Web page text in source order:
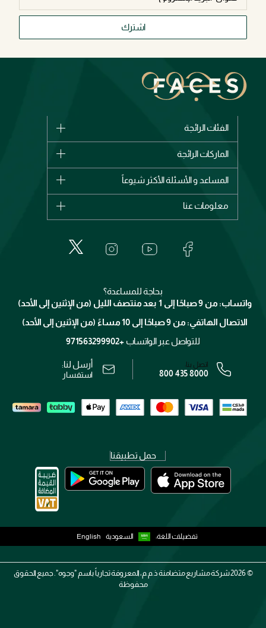
اشترك
الفئات الرائجة
الأكثر مبيعاً
اشترِ بطاقة هدية
الماركات الرائجة
بربري
إيف سان لوران
المساعد و الأسئلة الأكثر شيوعاً
الإرجاع
معلومات عنا
خدمات المعارض
برنامج الولاء ميوز
الوظائف
الشروط و الأحكام
رقم السجل التجاري: 7013320481 — صادر من وزارة التجارة
بحاجة للمساعدة؟
واتساب: من 9 صباحًا إلى 1 بعد منتصف الليل (من الإثنين إلى الأحد)
الاتصال الهاتفي: من 9 صباحًا إلى 10 مساءً (من الإثنين إلى الأحد)
للتواصل عبر الواتساب +971563299902
اتصل بنا:
800 435 8000
أرسل لنا:
استفسار
حمل تطبيقنا
تفضيلات اللغة: السعودية English
2026 ©شركة مشاريع متضامنة ذ.م.م، المعروفة تجارياً باسم "وجوه". جميع الحقوق
محفوظة